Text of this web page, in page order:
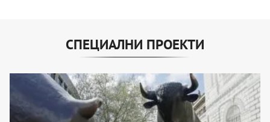
СПЕЦИАЛНИ ПРОЕКТИ